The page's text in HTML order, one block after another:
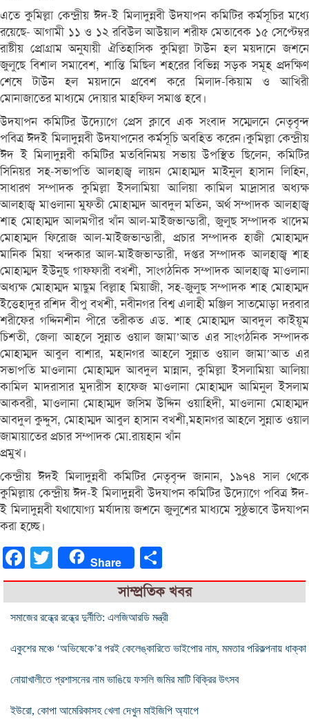
এতে কুমিল্লা কেন্দ্রীয় ঈদ-ই মিলাদুন্নবী উদযাপন কমিটির কর্মসূচির মধ্যে
রয়েছে- আগামী ১১ ও ১২ রবিউল আউয়াল শরীফ মেতাবেক ১৫ সেপ্টেম্বর
রাষ্টীয় প্রোগ্রাম অনুযায়ী ঐতিহাসিক কুমিল্লা টাউন হল ময়দানে জশনে
জুলুছে বিশাল সমাবেশ, শান্তি মিছিল শহরের বিভিন্ন সড়ক সমূহ প্রদক্ষিণ
শেষে টাউন হল ময়দানে প্রবেশ করে মিলাদ-কিয়াম ও আখিরী
মোনাজাতের মাধ্যমে দোয়ার মাহফিল সমাপ্ত হবে।
উদযাপন কমিটির উদ্যোগে প্রেস ক্লাবে এক সংবাদ সম্মেলনে নেতৃবৃন্দ
পবিত্র ঈদই মিলাদুন্নবী উদযাপনের কর্মসূচি অবহিত করেন।কুমিল্লা কেন্দ্রীয়
ঈদ ই মিলাদুন্নবী কমিটির মতবিনিময় সভায় উপস্থিত ছিলেন, কমিটির
সিনিয়র সহ-সভাপতি আলহাজ্ব লায়ন মোহাম্মদ মাইনুল হাসান লিহিন,
সাধারণ সম্পাদক কুমিল্লা ইসলামিয়া আলিয়া কামিল মাদ্রাসার অধ্যক্ষ
আলহাজ্ব মাওলানা মুফতী মোহাম্মদ আবদুল মতিন, অর্থ সম্পাদক আলহাজ্ব
শাহ মোহাম্মদ আলমগীর খাঁন আল-মাইজভান্ডারী, জুলুছ সম্পাদক খাদেম
মোহাম্মদ ফিরোজ আল-মাইজভান্ডারী, প্রচার সম্পাদক হাজী মোহাম্মদ
মানিক মিয়া খন্দকার আল-মাইজভান্ডারী, দপ্তর সম্পাদক আলহাজ্ব শাহ
মোহাম্মদ ইউনুছ গাফ্ফারী বখ্শী, সাংগঠনিক সম্পাদক আলহাজ্ব মাওলানা
অধ্যক্ষ মোহাম্মদ মাছুম বিল্লাহ মিয়াজী, সহ-জুলুছ সম্পাদক শাহ মোহাম্মদ
ইত্তেহাদুর রশিদ বীপু বখ্শী, নবীনগর বিশ্ব এলাহী মঞ্জিল সাতমোড়া দরবার
শরীফের গদ্দিনশীন পীরে তরীকত এড. শাহ মোহাম্মদ আবদুল কাইয়ূম
চিশতী, জেলা আহলে সুন্নাত ওয়াল জামা’আত এর সাংগঠনিক সম্পাদক
মোহাম্মদ আবুল বাশার, মহানগর আহলে সুন্নাত ওয়াল জামা’আত এর
সভাপতি মাওলানা মোহাম্মদ আবদুল মান্নান, কুমিল্লা ইসলামিয়া আলিয়া
কামিল মাদরাসার মুদারীস হাফেজ মাওলানা মোহাম্মদ আমিনুল ইসলাম
আকবরী, মাওলানা মোহাম্মদ জসিম উদ্দিন ওয়াহিদী, মাওলানা মোহাম্মদ
আবদুল কুদ্দুস, মোহাম্মদ আবুল হাসান বখ্শী,মহানগর আহলে সুন্নাত ওয়াল
জামায়াতের প্রচার সম্পাদক মো.রায়হান খাঁন
প্রমুখ।
কেন্দ্রীয় ঈদই মিলাদুন্নবী কমিটির নেতৃবৃন্দ জানান, ১৯৭৪ সাল থেকে
কুমিল্লায় কেন্দ্রীয় ঈদ-ই মিলাদুন্নবী উদযাপন কমিটির উদ্যোগে পবিত্র ঈদ-
ই মিলাদুন্নবী যথাযোগ্য মর্যাদায় জশনে জুলুশের মাধ্যমে সুষ্ঠুভাবে উদযাপন
করা হচ্ছে।
FacebookTwitter Share
সাম্প্রতিক খবর
সমাজের রন্ধ্রে রন্ধ্রে দুর্নীতি: এলজিআরডি মন্ত্রী
একুশের মঞ্চে ‘অভিষেকে’র পরই কেলেঙ্কারিতে ভাইপোর নাম, মমতার পরিকল্পনায় ধাক্কা
নোয়াখালীতে প্রশাসনের নাম ভাঙিয়ে ফসলি জমির মাটি বিক্রির উৎসব
ইউরো, কোপা আমেরিকাসহ খেলা দেখুন মাইজিপি অ্যাপে